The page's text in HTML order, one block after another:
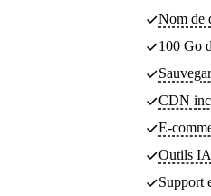
Nom de
100 Go
CDN
E-
Outils IA
Support